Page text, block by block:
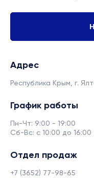
Адрес
Республика Крым, г.
График работы
Пн-Чт: 9:00 - 19:00
Сб-Вс: с 10:00 до 16:00
Отдел продаж
+7 (3652) 77-98-65